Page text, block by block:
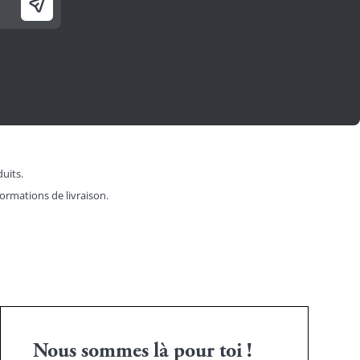
de livraison.
Nous sommes là pour toi !